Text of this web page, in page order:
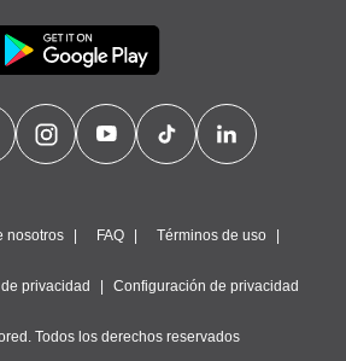
nosotros FAQ Términos de uso
privacidad Configuración de privacidad
Todos los derechos reservados